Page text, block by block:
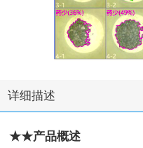
详细描述
★★产品概述